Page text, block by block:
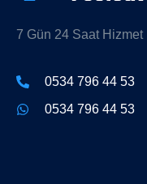
7 Gün 24 Saat Hizmet
0534 796 44 53
0534 796 44 53